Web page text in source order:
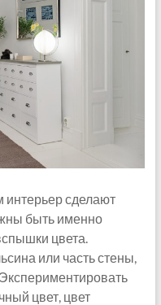
сделают
быть именно
цвета.
или часть стены,
цвет, цвет